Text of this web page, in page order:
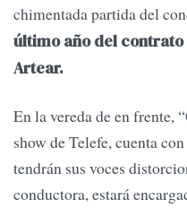
chimentada partida del
último año del
Artear.
En la vereda de en frente,
show de Telefe, cuenta
tendrán sus voces
conductora, estará